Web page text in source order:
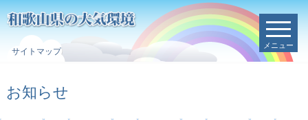
サイトマップ
メニュー
お知らせ